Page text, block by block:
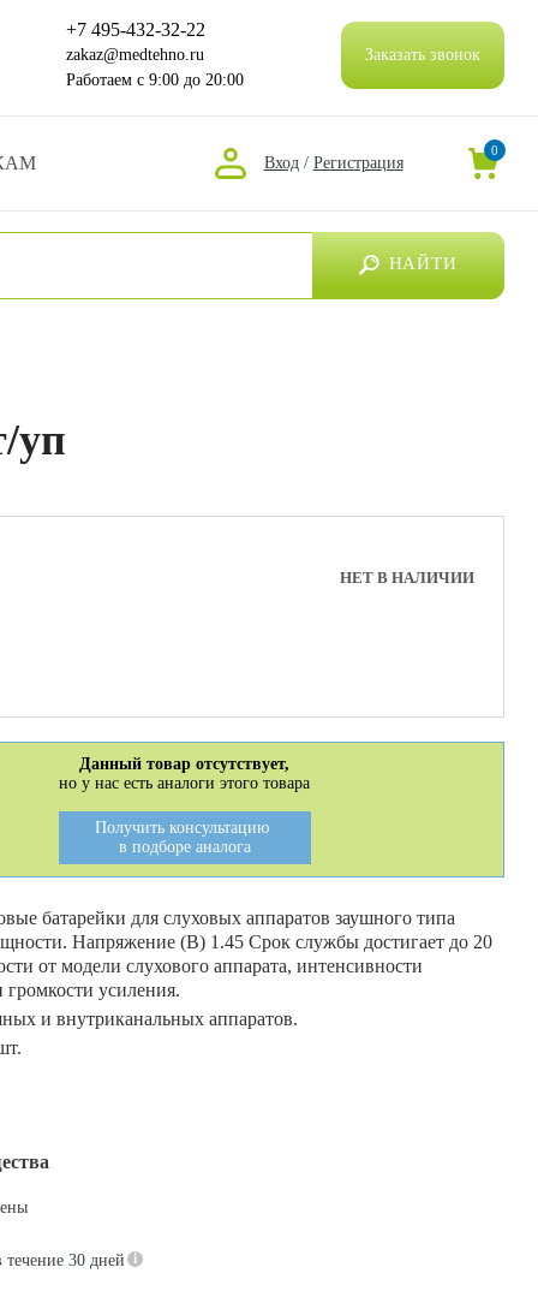
+7 495-432-32-22
zakaz@medtehno.ru
Работаем с 9:00 до 20:00
Заказать звонок
Вход / Регистрация
0
НАЙТИ
уп
НЕТ В НАЛИЧИИ
Данный товар отсутствует,
но у нас есть аналоги этого товара
Получить консультацию
в подборе аналога
батарейки для слуховых аппаратов заушного типа
Напряжение (В) 1.45 Срок службы достигает до 20
от модели слухового аппарата, интенсивности
громкости усиления.
и внутриканальных аппаратов.
течение 30 дней